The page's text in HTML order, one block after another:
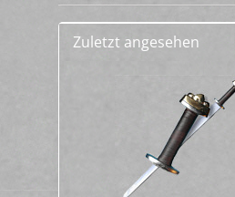
Zuletzt angesehen